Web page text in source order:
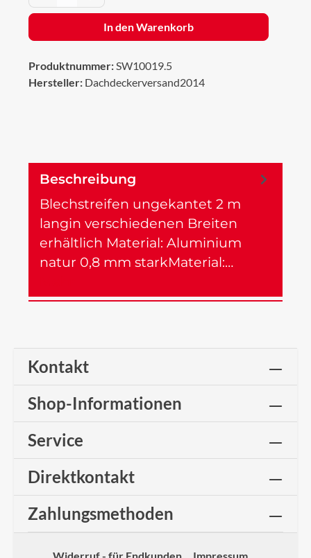
In den Warenkorb
Produktnummer:SW10019.5
Hersteller: Dachdeckerversand2014
Beschreibung
Blechstreifen ungekantet 2 m
langin verschiedenen Breiten
erhältlich Material: Aluminium
natur 0,8 mm starkMaterial:…
Kontakt
Shop-Informationen
Service
Direktkontakt
Zahlungsmethoden